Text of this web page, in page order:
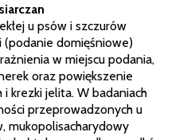
u psów i szczurów
(podanie domięśniowe)
w miejscu podania,
oraz powiększenie
i krezki jelita. W badaniach
przeprowadzonych u
mukopolisacharydowy